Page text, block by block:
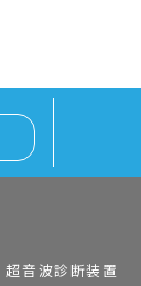
超音波診断装置